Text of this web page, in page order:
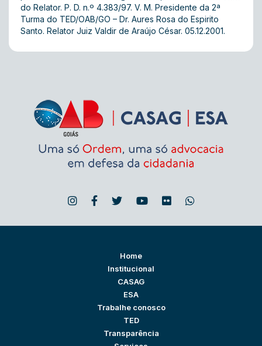
do Relator. P. D. n.º 4.383/97. V. M. Presidente da 2ª
Turma do TED/OAB/GO – Dr. Aures Rosa do Espirito
Santo. Relator Juiz Valdir de Araújo César. 05.12.2001.
Home
Institucional
CASAG
ESA
Trabalhe conosco
TED
Transparência